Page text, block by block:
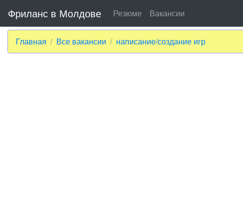
Фриланс в Молдове Резюме Вакансии
Главная Все вакансии написание/создание игр